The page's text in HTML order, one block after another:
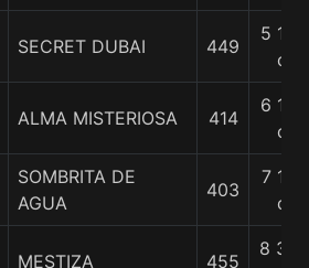
SECRET DUBAI 449
5 1/4
c
ALMA MISTERIOSA 414
6 1/2
c
SOMBRITA DE
AGUA
403
7 1/2
c
MESTIZA 455
8 3/4